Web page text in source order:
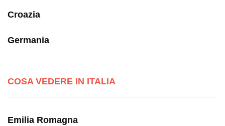
Croazia
Germania
COSA VEDERE IN ITALIA
Emilia Romagna